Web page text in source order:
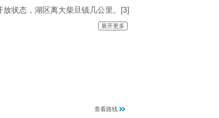
状态，湖区离大柴旦镇几公里。[3]
的映衬下，犹如一块块美玉散落在
展开更多
查看路线